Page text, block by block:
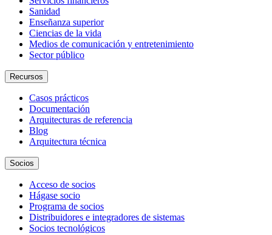
Sanidad
Enseñanza superior
Ciencias de la vida
Medios de comunicación y entretenimiento
Sector público
Recursos
Casos prácticos
Documentación
Arquitecturas de referencia
Blog
Arquitectura técnica
Socios
Acceso de socios
Hágase socio
Programa de socios
Distribuidores e integradores de sistemas
Socios tecnológicos